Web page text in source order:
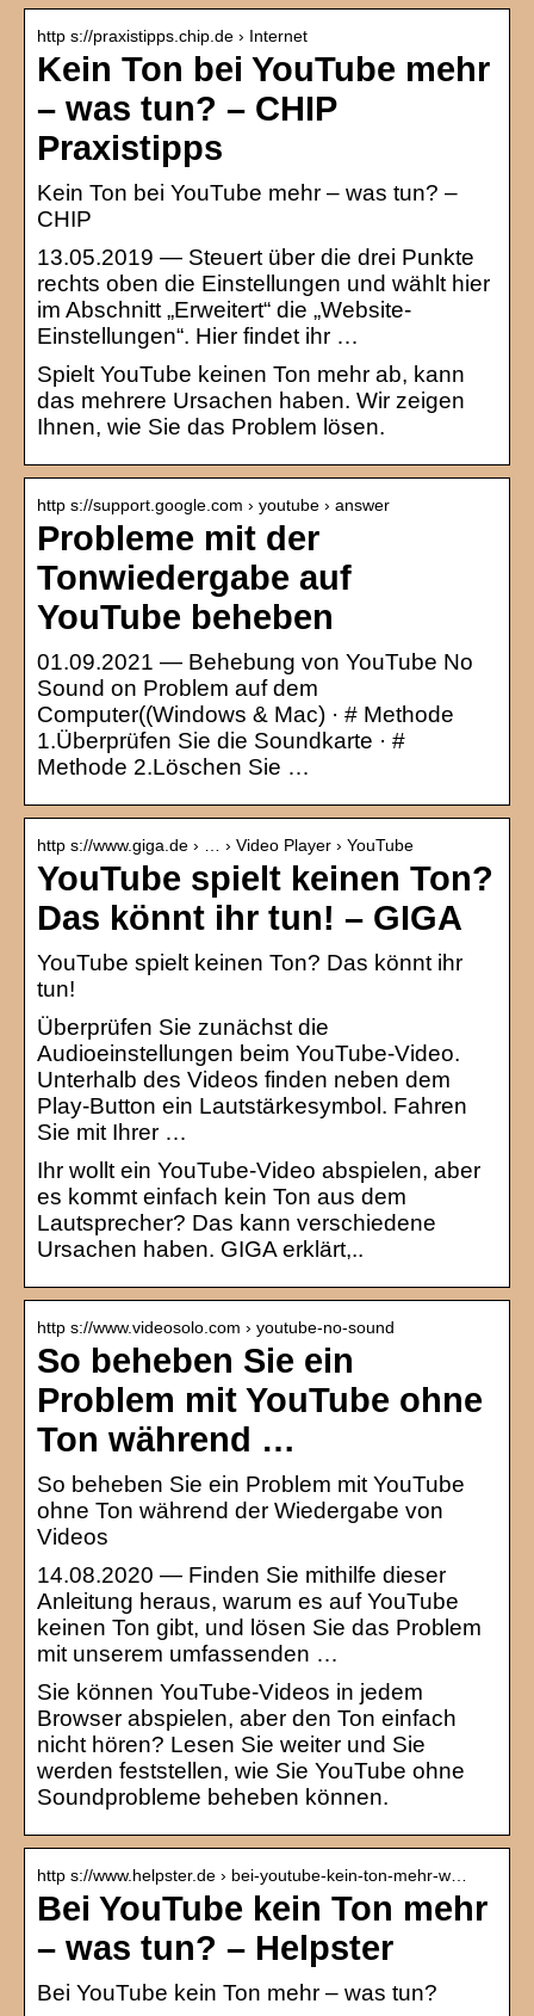
http s://praxistipps.chip.de › Internet
Kein Ton bei YouTube mehr
– was tun? – CHIP
Praxistipps
Kein Ton bei YouTube mehr – was tun? –
CHIP
13.05.2019 — Steuert über die drei Punkte
rechts oben die Einstellungen und wählt hier
im Abschnitt „Erweitert“ die „Website-
Einstellungen“. Hier findet ihr …
Spielt YouTube keinen Ton mehr ab, kann
das mehrere Ursachen haben. Wir zeigen
Ihnen, wie Sie das Problem lösen.
http s://support.google.com › youtube › answer
Probleme mit der
Tonwiedergabe auf
YouTube beheben
01.09.2021 — Behebung von YouTube No
Sound on Problem auf dem
Computer((Windows & Mac) · # Methode
1.Überprüfen Sie die Soundkarte · #
Methode 2.Löschen Sie …
http s://www.giga.de › … › Video Player › YouTube
YouTube spielt keinen Ton?
Das könnt ihr tun! – GIGA
YouTube spielt keinen Ton? Das könnt ihr
tun!
Überprüfen Sie zunächst die
Audioeinstellungen beim YouTube-Video.
Unterhalb des Videos finden neben dem
Play-Button ein Lautstärkesymbol. Fahren
Sie mit Ihrer …
Ihr wollt ein YouTube-Video abspielen, aber
es kommt einfach kein Ton aus dem
Lautsprecher? Das kann verschiedene
Ursachen haben. GIGA erklärt,..
http s://www.videosolo.com › youtube-no-sound
So beheben Sie ein
Problem mit YouTube ohne
Ton während …
So beheben Sie ein Problem mit YouTube
ohne Ton während der Wiedergabe von
Videos
14.08.2020 — Finden Sie mithilfe dieser
Anleitung heraus, warum es auf YouTube
keinen Ton gibt, und lösen Sie das Problem
mit unserem umfassenden …
Sie können YouTube-Videos in jedem
Browser abspielen, aber den Ton einfach
nicht hören? Lesen Sie weiter und Sie
werden feststellen, wie Sie YouTube ohne
Soundprobleme beheben können.
http s://www.helpster.de › bei-youtube-kein-ton-mehr-w…
Bei YouTube kein Ton mehr
– was tun? – Helpster
Bei YouTube kein Ton mehr – was tun?